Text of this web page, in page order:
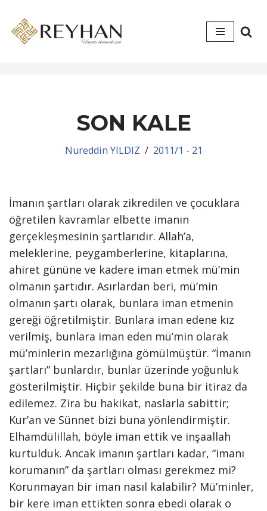
İçeriğe
SON KALE
Nureddin YILDIZ 2011/1 - 21
İmanın şartları olarak zikredilen ve çocuklara
öğretilen kavramlar elbette imanın
gerçekleşmesinin şartlarıdır. Allah’a,
meleklerine, peygamberlerine, kitaplarına,
ahiret gününe ve kadere iman etmek mü’min
olmanın şartıdır. Asırlardan beri, mü’min
olmanın şartı olarak, bunlara iman etmenin
gereği öğretilmiştir. Bunlara iman edene kız
verilmiş, bunlara iman eden mü’min olarak
mü’minlerin mezarlığına gömülmüştür. “İmanın
şartları” bunlardır, bunlar üzerinde yoğunluk
gösterilmiştir. Hiçbir şekilde buna bir itiraz da
edilemez. Zira bu hakikat, naslarla sabittir;
Kur’an ve Sünnet bizi buna yönlendirmiştir.
Elhamdülillah, böyle iman ettik ve inşaallah
kurtulduk. Ancak imanın şartları kadar, “imanı
korumanın” da şartları olması gerekmez mi?
Korunmayan bir iman nasıl kalabilir? Mü’minler,
bir kere iman ettikten sonra ebedi olarak o